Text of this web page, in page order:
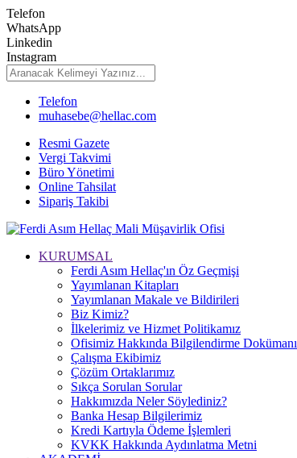
Telefon
WhatsApp
Linkedin
Instagram
Telefon
muhasebe@hellac.com
Resmi Gazete
Vergi Takvimi
Büro Yönetimi
Online Tahsilat
Sipariş Takibi
KURUMSAL
Ferdi Asım Hellaç'ın Öz Geçmişi
Yayımlanan Kitapları
Yayımlanan Makale ve Bildirileri
Biz Kimiz?
İlkelerimiz ve Hizmet Politikamız
Ofisimiz Hakkında Bilgilendirme Dokümanı
Çalışma Ekibimiz
Çözüm Ortaklarımız
Sıkça Sorulan Sorular
Hakkımızda Neler Söylediniz?
Banka Hesap Bilgilerimiz
Kredi Kartıyla Ödeme İşlemleri
KVKK Hakkında Aydınlatma Metni